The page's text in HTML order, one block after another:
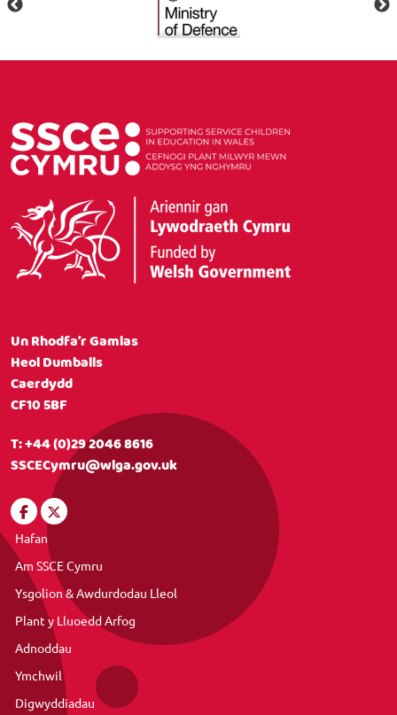
Un Rhodfa’r Gamlas
Heol Dumballs
Caerdydd
CF10 5BF
T:+44 (0)29 2046 8616
SSCECymru@wlga.gov.uk
Hafan
Am SSCE Cymru
Ysgolion & Awdurdodau Lleol
Plant y Lluoedd Arfog
Adnoddau
Ymchwil
Digwyddiadau